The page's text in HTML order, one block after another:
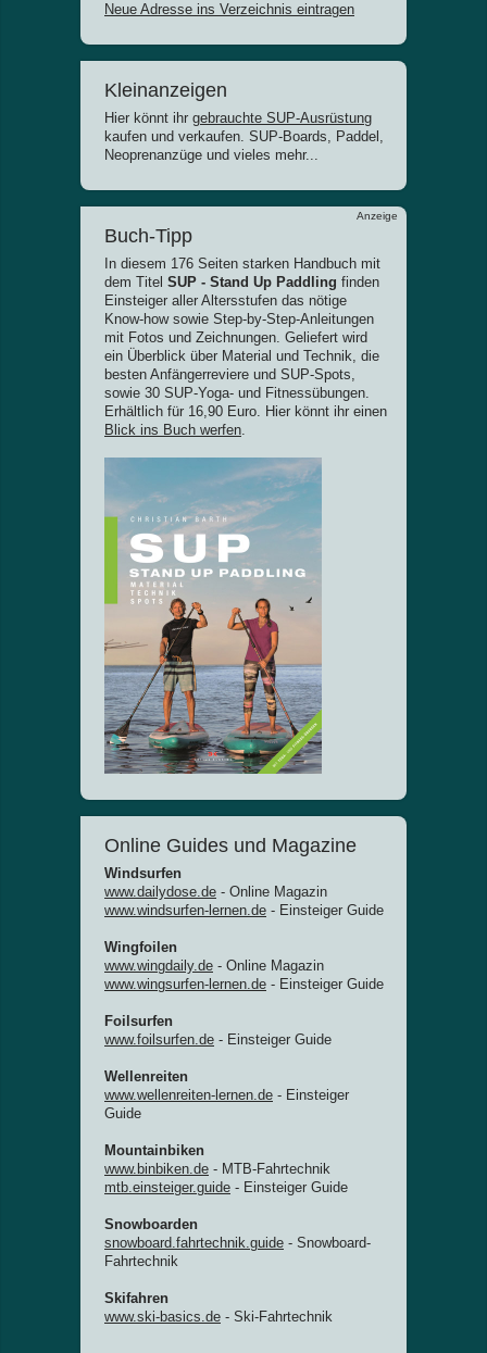
Neue Adresse ins Verzeichnis eintragen
Kleinanzeigen
Hier könnt ihr gebrauchte SUP-Ausrüstung
kaufen und verkaufen. SUP-Boards, Paddel,
Neoprenanzüge und vieles mehr...
Anzeige
Buch-Tipp
In diesem 176 Seiten starken Handbuch mit
dem Titel SUP - Stand Up Paddling finden
Einsteiger aller Altersstufen das nötige
Know-how sowie Step-by-Step-Anleitungen
mit Fotos und Zeichnungen. Geliefert wird
ein Überblick über Material und Technik, die
besten Anfängerreviere und SUP-Spots,
sowie 30 SUP-Yoga- und Fitnessübungen.
Erhältlich für 16,90 Euro. Hier könnt ihr einen
Blick ins Buch werfen.
Online Guides und Magazine
Windsurfen
www.dailydose.de - Online Magazin
www.windsurfen-lernen.de - Einsteiger Guide
Wingfoilen
www.wingdaily.de - Online Magazin
www.wingsurfen-lernen.de - Einsteiger Guide
Foilsurfen
www.foilsurfen.de - Einsteiger Guide
Wellenreiten
www.wellenreiten-lernen.de - Einsteiger
Guide
Mountainbiken
www.binbiken.de - MTB-Fahrtechnik
mtb.einsteiger.guide - Einsteiger Guide
Snowboarden
snowboard.fahrtechnik.guide - Snowboard-
Fahrtechnik
Skifahren
www.ski-basics.de - Ski-Fahrtechnik